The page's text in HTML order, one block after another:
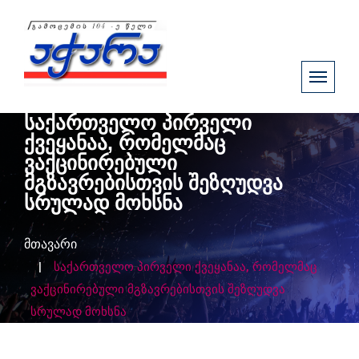
საქართველო პირველი
ქვეყანაა, რომელმაც
ვაქცინირებული
მგზავრებისთვის შეზღუდვა
სრულად მოხსნა
მთავარი
საქართველო პირველი ქვეყანაა, რომელმაც
ვაქცინირებული მგზავრებისთვის შეზღუდვა
სრულად მოხსნა